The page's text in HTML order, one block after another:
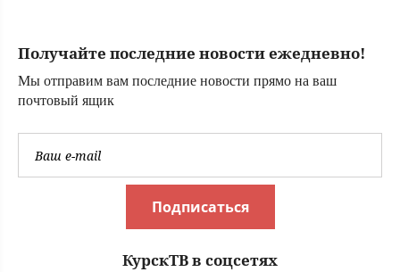
Получайте последние новости ежедневно!
Мы отправим вам последние новости прямо на ваш
почтовый ящик
Подписаться
КурскТВ в соцсетях